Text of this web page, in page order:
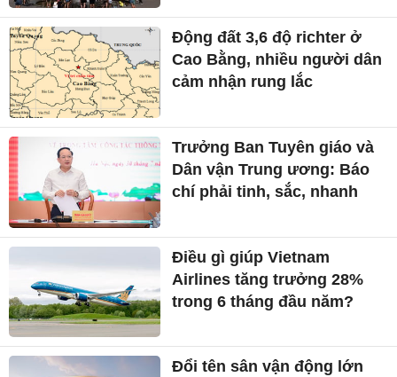
Động đất 3,6 độ richter ở
Cao Bằng, nhiều người dân
cảm nhận rung lắc
Trưởng Ban Tuyên giáo và
Dân vận Trung ương: Báo
chí phải tinh, sắc, nhanh
Điều gì giúp Vietnam
Airlines tăng trưởng 28%
trong 6 tháng đầu năm?
Đổi tên sân vận động lớn